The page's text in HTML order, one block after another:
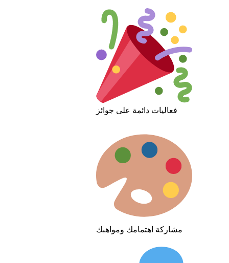
فعاليات دائمة على جوائز
مشاركة اهتمامك ومواهبك